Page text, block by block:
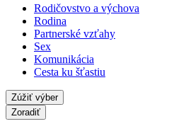
Rodičovstvo a výchova
Rodina
Partnerské vzťahy
Sex
Komunikácia
Cesta ku šťastiu
Zúžiť výber
Zoradiť